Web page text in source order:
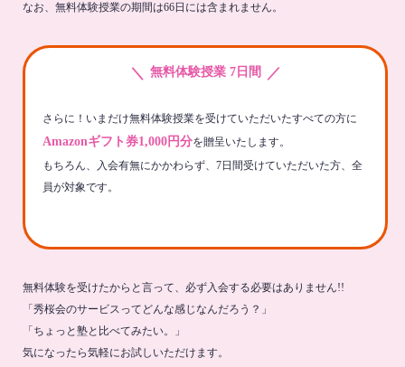
なお、無料体験授業の期間は66日には含まれません。
＼ 無料体験授業 7日間 ／
さらに！いまだけ無料体験授業を受けていただいたすべての方に
Amazonギフト券1,000円分を贈呈いたします。
もちろん、入会有無にかかわらず、7日間受けていただいた方、全
員が対象です。
無料体験を受けたからと言って、必ず入会する必要はありません!!
「秀桜会のサービスってどんな感じなんだろう？」
「ちょっと塾と比べてみたい。」
気になったら気軽にお試しいただけます。